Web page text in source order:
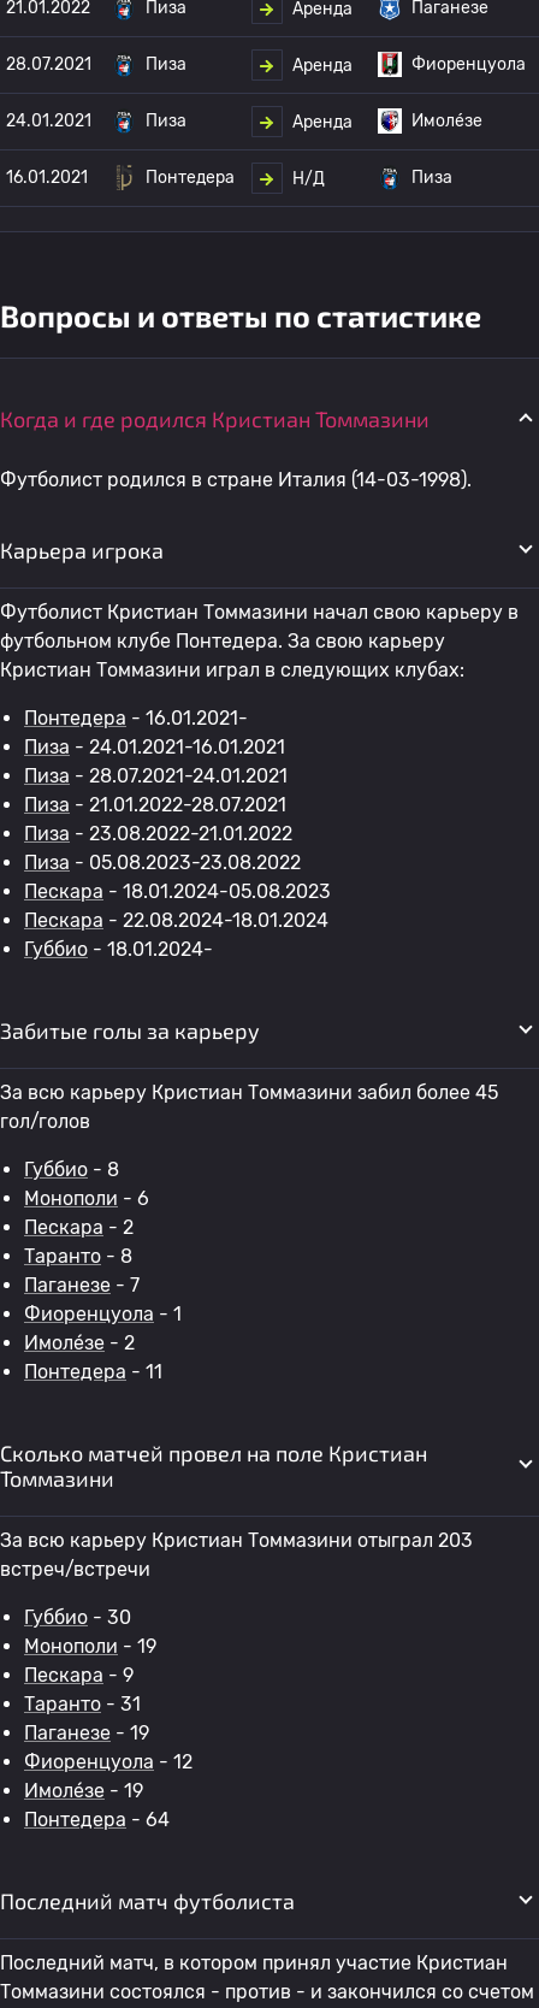
21.01.2022 Пиза Аренда Паганезе
28.07.2021 Пиза Аренда Фиоренцуола
24.01.2021 Пиза Аренда Имоле́зе
16.01.2021 Понтедера Н/Д Пиза
Вопросы и ответы по статистике
Когда и где родился Кристиан Томмазини
Футболист родился в стране Италия (14-03-1998).
Карьера игрока
Футболист Кристиан Томмазини начал свою карьеру в
футбольном клубе Понтедера. За свою карьеру
Кристиан Томмазини играл в следующих клубах:
Понтедера - 16.01.2021-
Пиза - 24.01.2021-16.01.2021
Пиза - 28.07.2021-24.01.2021
Пиза - 21.01.2022-28.07.2021
Пиза - 23.08.2022-21.01.2022
Пиза - 05.08.2023-23.08.2022
Пескара - 18.01.2024-05.08.2023
Пескара - 22.08.2024-18.01.2024
Губбио - 18.01.2024-
Забитые голы за карьеру
За всю карьеру Кристиан Томмазини забил более 45
гол/голов
Губбио - 8
Монополи - 6
Пескара - 2
Таранто - 8
Паганезе - 7
Фиоренцуола - 1
Имоле́зе - 2
Понтедера - 11
Сколько матчей провел на поле Кристиан
Томмазини
За всю карьеру Кристиан Томмазини отыграл 203
встреч/встречи
Губбио - 30
Монополи - 19
Пескара - 9
Таранто - 31
Паганезе - 19
Фиоренцуола - 12
Имоле́зе - 19
Понтедера - 64
Последний матч футболиста
Последний матч, в котором принял участие Кристиан
Томмазини состоялся - против - и закончился со счетом